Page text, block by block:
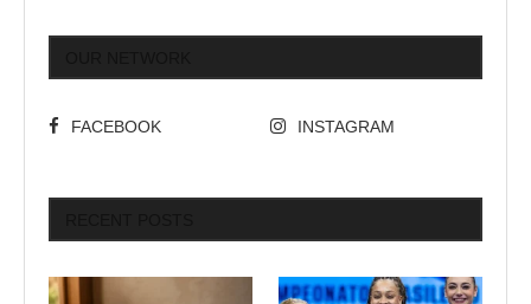
FACEBOOK INSTAGRAM